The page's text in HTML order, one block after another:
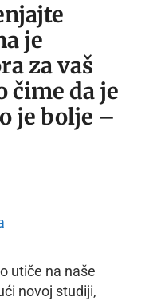
je
za vaš
čime da je
je bolje –
utiče na naše
novoj studiji,